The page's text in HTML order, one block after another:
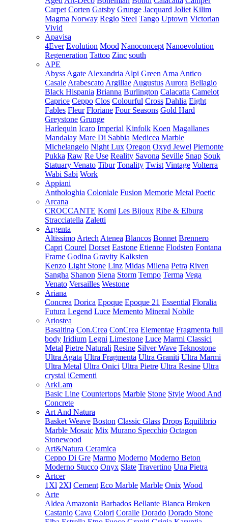
Carpet Corten Gatsby Grunge Jacquard Joliet Kilim
Magma Norway Regio Steel Tango Uptown Victorian
Vivid
Apavisa
4Ever Evolution Mood Nanoconcept Nanoevolution
Regeneration Tattoo Zinc south
APE
Abyss Agate Alexandria Alpi Green Ama Antico
Casale Arabescato Argillae Augustus Aurora Bellagio
Black Hispania Brianna Burlington Calacatta Camelot
Caprice Ceppo Clos Colourful Cross Dahlia Eight
Fables Fleur Floriane Four Seasons Gold Hard
Greystone Grunge
Harlequin Icaro Imperial Kinfolk Koen Magallanes
Mandalay Mare Di Sabbia Medicea Marble
Michelangelo Night Lux Oregon Oxyd Jewel Piemonte
Pukka Raw Re Use Reality Savona Seville Snap Souk
Statuary Venato Tibur Tonality Twist Vintage Volterra
Wabi Sabi Work
Appiani
Anthologhia Coloniale Fusion Memorie Metal Poetic
Arcana
CROCCANTE Komi Les Bijoux Ribe & Elburg
Stracciatella Zaletti
Argenta
Altissimo Artech Atenea Blancos Bonnet Brennero
Capri Courel Dorset Eastone Etienne Flodsten Fontana
Frame Godina Gravity Kalksten
Kenzo Light Stone Linz Midas Milena Petra Riven
Sangha Shanon Siena Storm Tempo Terma Vega
Venato Versailles Westone
Ariana
Concrea Dorica Epoque Epoque 21 Essential Floralia
Futura Legend Luce Memento Mineral Nobile
Ariostea
Basaltina Con.Crea ConCrea Elementae Fragmenta full
body Iridium Legni Limestone Luce Marmi Classici
Metal Pietre Naturali Resine Silver Wave Teknostone
Ultra Agata Ultra Fragmenta Ultra Graniti Ultra Marmi
Ultra Metal Ultra Onici Ultra Pietre Ultra Resine Ultra
crystal iCementi
ArkLam
Basic Line Countertops Marble Stone Style Wood And
Concrete
Art And Natura
Basket Weave Boston Classic Glass Drops Equilibrio
Marble Mosaic Mix Murano Specchio Octagon
Stonewood
Art&Natura Ceramica
Ceppo Di Gre Marmo Moderno Moderno Beton
Moderno Stucco Onyx Slate Travertino Una Pietra
Artcer
1Xl 2Xl Cement Eco Marble Marble Onix Wood
Arte
Aldea Amazonia Barbados Bellante Blanca Broken
Castanio Cava Colori Coralle Dorado Dorado Stone